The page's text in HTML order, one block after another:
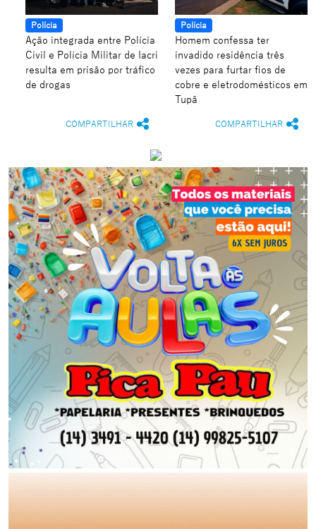
Polícia
Ação integrada entre Polícia
Civil e Polícia Militar de Iacri
resulta em prisão por tráfico
de drogas
COMPARTILHAR
Polícia
Homem confessa ter
invadido residência três
vezes para furtar fios de
cobre e eletrodomésticos em
Tupã
COMPARTILHAR